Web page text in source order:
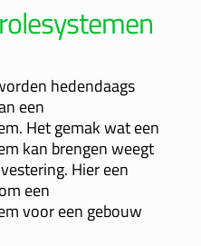
hedendaags
een
Het gemak wat een
kan brengen weegt
Hier een
een
voor een gebouw